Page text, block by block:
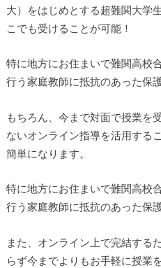
大）をはじめとする超難関大学
こでも受けることが可能！
特に地方にお住まいで難関高校
行う家庭教師に抵抗のあった保
もちろん、今まで対面で授業を
ないオンライン指導を活用する
簡単になります。
特に地方にお住まいで難関高校
行う家庭教師に抵抗のあった保
また、オンライン上で完結する
らず今までよりもお手軽に授業